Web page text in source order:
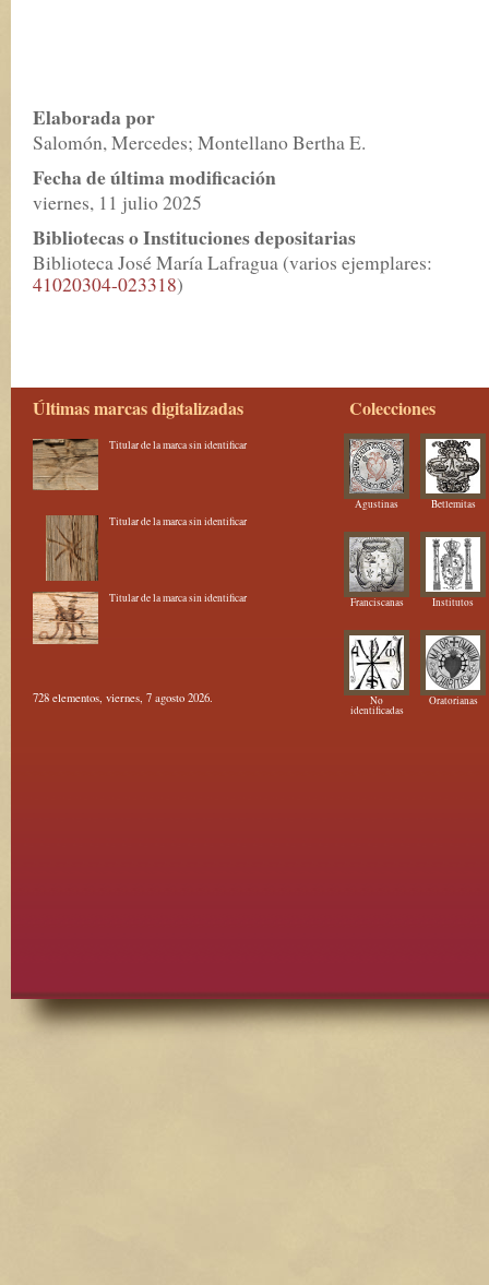
Elaborada por
Salomón, Mercedes; Montellano Bertha E.
Fecha de última modificación
viernes, 11 julio 2025
Bibliotecas o Instituciones depositarias
Biblioteca José María Lafragua (varios ejemplares:
41020304-023318)
Últimas marcas digitalizadas
Titular de la marca sin identificar
Titular de la marca sin identificar
Titular de la marca sin identificar
728 elementos, viernes, 7 agosto 2026.
Colecciones
Agustinas Betlemitas
Franciscanas Institutos
No
identificadas
Oratorianas